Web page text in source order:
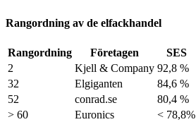
Rangordning av de elfackhandel
Rangordning Företagen
SES
2
Kjell & Company 92,8 %
32
Elgiganten
84,6 %
52
conrad.se
80,4 %
> 60
Euronics
< 78,8%